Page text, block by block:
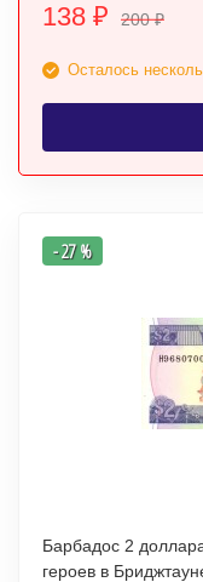
138 ₽ 200₽
Осталось
- 27 %
Барбадос 2